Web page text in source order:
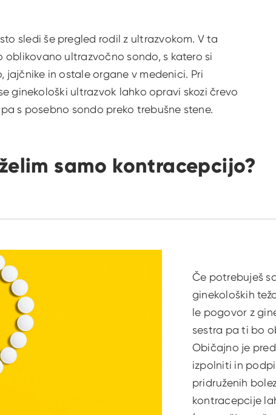
sledi še pregled rodil z ultrazvokom. V ta
ultrazvočno sondo, s katero si
in ostale organe v medenici. Pri
ginekološki ultrazvok lahko opravi skozi črevo
s posebno sondo preko trebušne stene.
samo kontracepcijo?
Če potrebuješ
ginekoloških
le pogovor z
sestra pa ti bo
Običajno je
izpolniti in
pridruženih
kontracepcije